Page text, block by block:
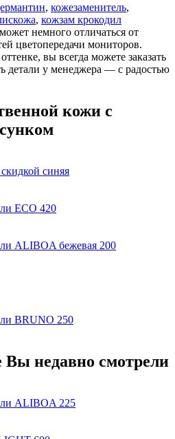
, кожезаменитель,
, кожзам крокодил
немного отличаться от
цветопередачи мониторов.
вы всегда можете заказать
детали у менеджера — с радостью
кожи с
синяя
ECO 420
ALIBOA бежевая 200
BRUNO 250
недавно смотрели
ALIBOA 225